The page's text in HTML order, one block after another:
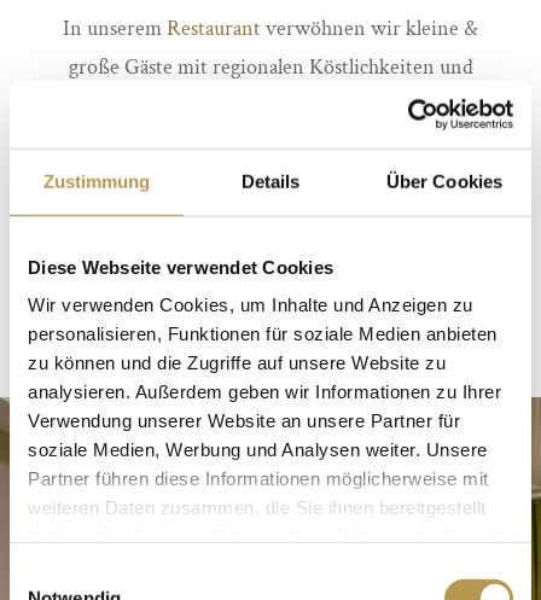
Zustimmung Details Über Cookies
Diese Webseite verwendet Cookies
Wir verwenden Cookies, um Inhalte und Anzeigen zu
personalisieren, Funktionen für soziale Medien anbieten
zu können und die Zugriffe auf unsere Website zu
analysieren. Außerdem geben wir Informationen zu Ihrer
Verwendung unserer Website an unsere Partner für
soziale Medien, Werbung und Analysen weiter. Unsere
Partner führen diese Informationen möglicherweise mit
weiteren Daten zusammen, die Sie ihnen bereitgestellt
In unseremRestaurantverwöhnen wir kleine &
große Gäste mit regionalen Köstlichkeiten und
kindgerechten Lieblingsgerichten. Selbst
wählerische Esser finden dank unserer
abwechslungsreichenKinderkarte
garantiert
etwas Leckeres!
FAMILIENURLAUB PLANEN